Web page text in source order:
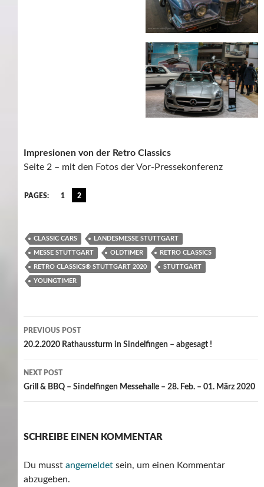
Impresionen von der Retro Classics
Seite 2 – mit den Fotos der Vor-Pressekonferenz
PAGES: 1 2
CLASSIC CARS LANDESMESSE STUTTGART
MESSE STUTTGART OLDTIMER RETRO CLASSICS
RETRO CLASSICS® STUTTGART 2020 STUTTGART
YOUNGTIMER
Post
navigation
PREVIOUS POST
20.2.2020 Rathaussturm in Sindelfingen – abgesagt !
NEXT POST
Grill & BBQ – Sindelfingen Messehalle – 28. Feb. – 01. März 2020
SCHREIBE EINEN KOMMENTAR
Du musst angemeldet sein, um einen Kommentar
abzugeben.